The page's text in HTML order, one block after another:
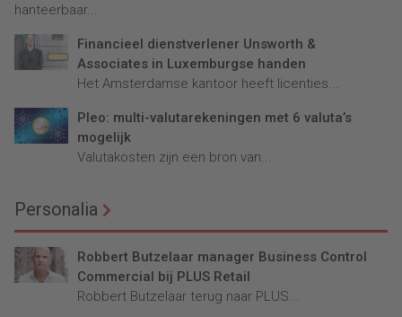
hanteerbaar...
Financieel dienstverlener Unsworth &
Associates in Luxemburgse handen
Het Amsterdamse kantoor heeft licenties...
Pleo: multi-valutarekeningen met 6 valuta’s
mogelijk
Valutakosten zijn een bron van...
Personalia
Robbert Butzelaar manager Business Control
Commercial bij PLUS Retail
Robbert Butzelaar terug naar PLUS...